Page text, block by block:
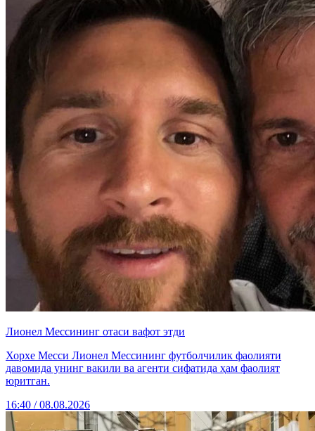
Лионел Мессининг отаси вафот этди
Хорхе Месси Лионел Мессининг футболчилик фаолияти
давомида унинг вакили ва агенти сифатида ҳам фаолият
юритган.
16:40 / 08.08.2026